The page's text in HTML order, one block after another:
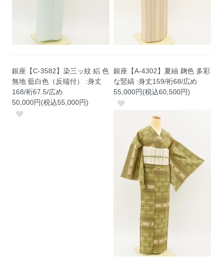
銀座【C-3582】染三ッ紋 絽 色
無地 藍白色（反端付） :身丈
168/裄67.5/広め
50,000円(税込55,000円)
銀座【A-4302】夏紬 麹色 多彩
な竪縞 :身丈159/裄68/広め
55,000円(税込60,500円)